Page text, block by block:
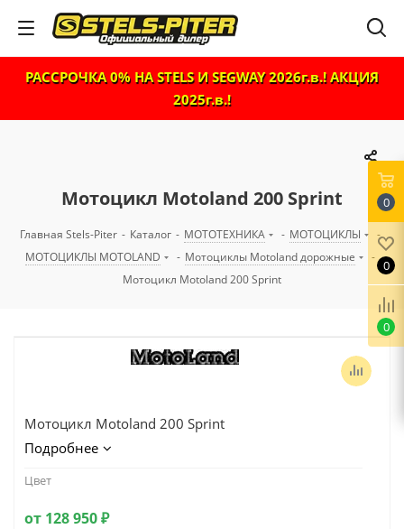
РАССРОЧКА 0% НА STELS И SEGWAY 2026г.в.! АКЦИЯ
2025г.в.!
Мотоцикл Motoland 200 Sprint
Главная Stels-Piter - Каталог - МОТОТЕХНИКА - МОТОЦИКЛЫ
-
МОТОЦИКЛЫ MOTOLAND
- Мотоциклы Motoland дорожные
-
Мотоцикл Motoland 200 Sprint
Мотоцикл Motoland 200 Sprint
Подробнее
Цвет
от 128 950 ₽
0
0
0